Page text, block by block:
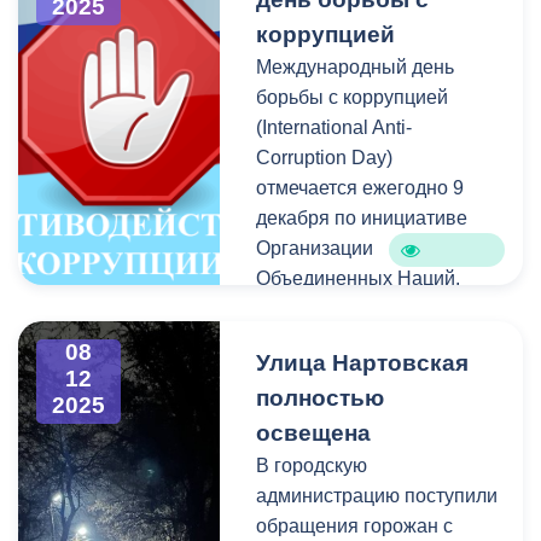
школы.
направленный на
повышение уровня
цифровой безопаснос ти
граждан и защиту их
персональных данных при
использовании Единого
портала государственных
и муниципальных услуг и
других информационных
систем, поддерживающих
авторизацию через
Единую систему
идентификации и
аутентификации.
2025
коррупцией
Международный день
борьбы с коррупцией
(International Anti-
Corruption Day)
отмечается ежегодно 9
декабря по инициативе
Организации
Объединенных Наций.
2003 года, в мексиканском
городе Мерида на
политической
конференции высокого
уровня была открыта для
подписания Конвенция
08
12
2025
Улица Нартовская
полностью
освещена
В городскую
администрацию поступили
обращения горожан с